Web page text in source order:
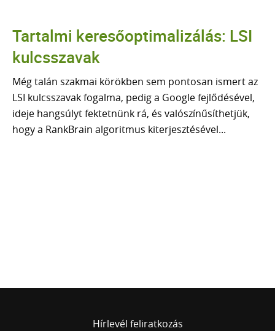
SEO szótár
BLOG
A CSAPAT
KAPCSOLAT
Tartalmi keresőoptimalizálás: LSI
kulcsszavak
Még talán szakmai körökben sem pontosan ismert az
LSI kulcsszavak fogalma, pedig a Google fejlődésével,
ideje hangsúlyt fektetnünk rá, és valószínűsíthetjük,
hogy a RankBrain algoritmus kiterjesztésével...
Hírlevél feliratkozás